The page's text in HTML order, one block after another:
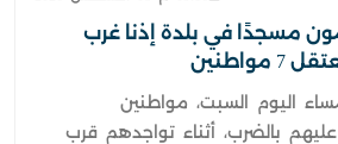
مسجدًا في بلدة إذنا غرب
اليوم السبت، مواطنين
بالضرب، أثناء تواجدهم قرب